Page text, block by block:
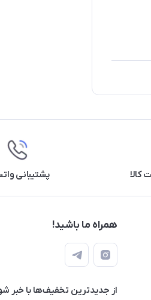
کالا پشتیبانی
همراه ما باشید!
از جدید‌ترین تخفیف‌ها با‌ خبر